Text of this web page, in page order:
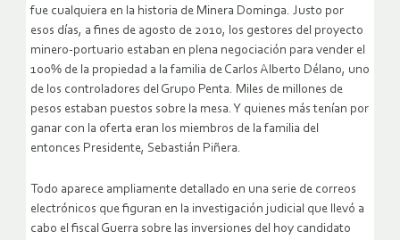
fue cualquiera en la historia de Minera Dominga. Justo por
esos días, a fines de agosto de 2010, los gestores del proyecto
minero-portuario estaban en plena negociación para vender el
100% de la propiedad a la familia de Carlos Alberto Délano, uno
de los controladores del Grupo Penta. Miles de millones de
pesos estaban puestos sobre la mesa. Y quienes más tenían por
ganar con la oferta eran los miembros de la familia del
entonces Presidente, Sebastián Piñera.
Todo aparece ampliamente detallado en una serie de correos
electrónicos que figuran en la investigación judicial que llevó a
cabo el fiscal Guerra sobre las inversiones del hoy candidato